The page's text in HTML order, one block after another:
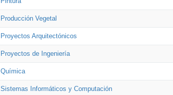
Producción Vegetal
Proyectos Arquitectónicos
Proyectos de Ingeniería
Química
Sistemas Informáticos y Computación